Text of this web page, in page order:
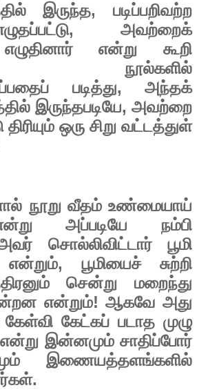
இருந்த,படிப்பறிவற்ற
, அவற்றைக்
எழுதினார் என்று
கூறி
நூல்களில்
படித்து, அந்தக்
இருந்தபடியே, அவற்றை
திரியும் ஒரு சிறு வட்டத்துள்
நூறு வீதம் உண்மையாய்
அப்படியே
நம்பி
சொல்லிவிட்டார்
பூமி
என்றும், பூமியைச்
சுற்றி
சென்று
மறைந்து
என்றும்!ஆகவே அது
கேள்வி கேட்கப் படாத முழு
என்று இன்னமும் சாதிப்போர்
இணையத்தளங்களில்
.